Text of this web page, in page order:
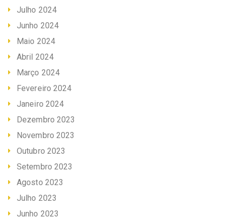
Julho 2024
Junho 2024
Maio 2024
Abril 2024
Março 2024
Fevereiro 2024
Janeiro 2024
Dezembro 2023
Novembro 2023
Outubro 2023
Setembro 2023
Agosto 2023
Julho 2023
Junho 2023